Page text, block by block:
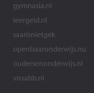
gymnasia.nl
leergeld.nl
saarisnietgek
openbaaronderwijs.nu
oudersenonderwijs.nl
vosabb.nl